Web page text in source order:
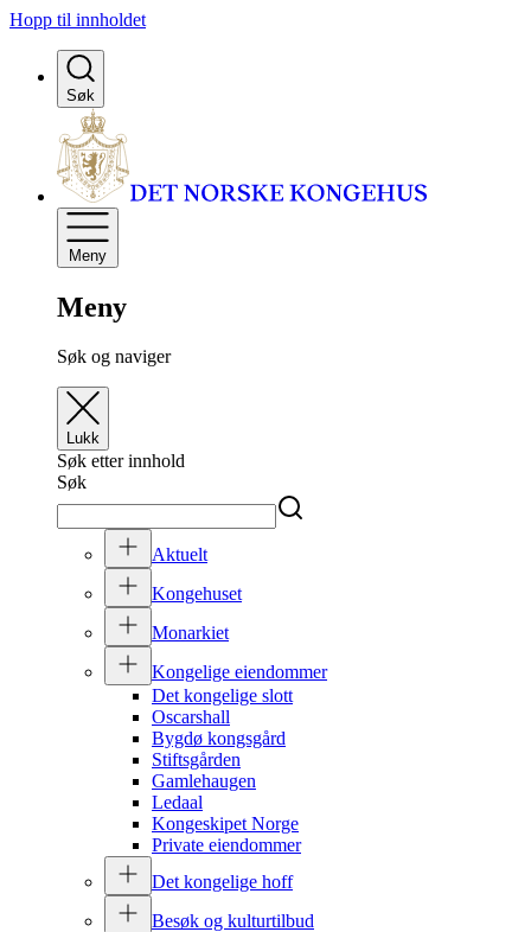
Hopp til innholdet
Søk
Meny
Meny
Søk og naviger
Lukk
Søk etter innhold
Søk
Aktuelt
Kongehuset
Monarkiet
Kongelige eiendommer
Det kongelige slott
Oscarshall
Bygdø kongsgård
Stiftsgården
Gamlehaugen
Ledaal
Kongeskipet Norge
Private eiendommer
Det kongelige hoff
Besøk og kulturtilbud